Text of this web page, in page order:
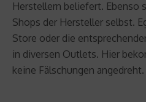
Herstellern beliefert. Ebenso
Shops der Hersteller selbst.
Store oder die
in diversen Outlets. Hier
keine Fälschungen angedreht.